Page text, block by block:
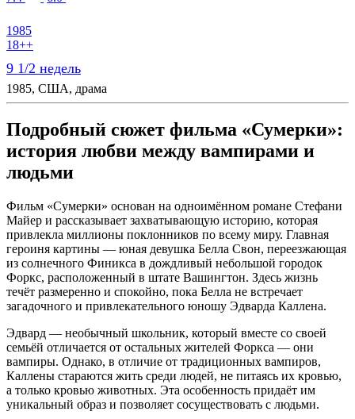
1985
18++
9 1/2 недель
1985, США, драма
Подробный сюжет фильма «Сумерки»:
история любви между вампирами и
людьми
Фильм «Сумерки» основан на одноимённом романе Стефани
Майер и рассказывает захватывающую историю, которая
привлекла миллионы поклонников по всему миру. Главная
героиня картины — юная девушка Белла Свон, переезжающая
из солнечного Финикса в дождливый небольшой городок
Форкс, расположенный в штате Вашингтон. Здесь жизнь
течёт размеренно и спокойно, пока Белла не встречает
загадочного и привлекательного юношу Эдварда Каллена.
Эдвард — необычный школьник, который вместе со своей
семьёй отличается от остальных жителей Форкса — они
вампиры. Однако, в отличие от традиционных вампиров,
Каллены стараются жить среди людей, не питаясь их кровью,
а только кровью животных. Эта особенность придаёт им
уникальный образ и позволяет сосуществовать с людьми.